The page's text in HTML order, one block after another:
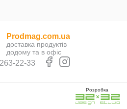
Prodmag.com.ua
доставка продуктів
додому та в офіс
22-33
Розробка